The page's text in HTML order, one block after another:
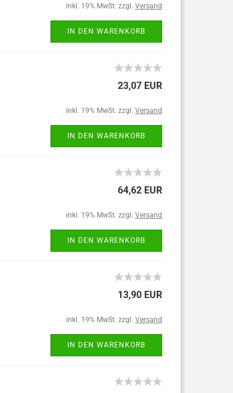
inkl. 19% MwSt. zzgl. Versand
IN DEN WARENKORB
23,07 EUR
inkl. 19% MwSt. zzgl. Versand
IN DEN WARENKORB
64,62 EUR
inkl. 19% MwSt. zzgl. Versand
IN DEN WARENKORB
13,90 EUR
inkl. 19% MwSt. zzgl. Versand
IN DEN WARENKORB